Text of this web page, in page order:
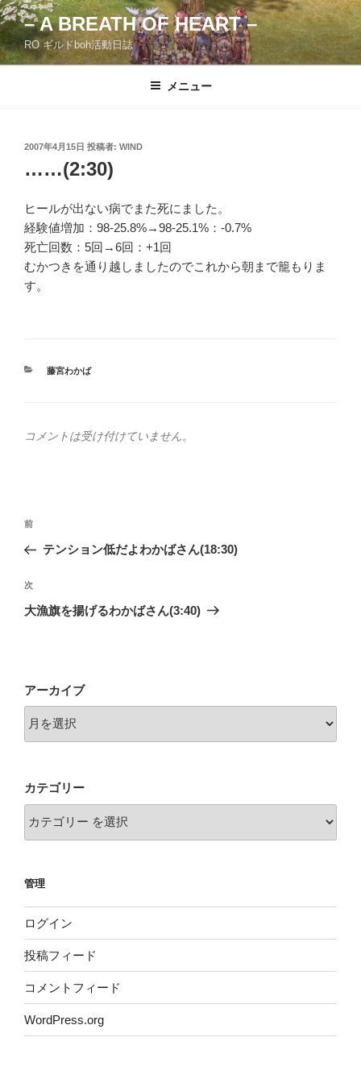
コ
ン
テ
ン
– A BREATH OF HEART –
RO ギルドboh活動日誌
メニュー
投
日:
2007年4月15日 投稿者: WIND
……(2:30)
ヒールが出ない病でまた死にました。
経験値増加：98-25.8%→98-25.1%：-0.7%
死亡回数：5回→6回：+1回
むかつきを通り越しましたのでこれから朝まで籠もりま
す。
カ
藤宮わかば
コメントは受け付けていません。
投
ナ
ビ
ゲ
ン
前
の
稿
前
テンション低だよわかばさん(18:30)
次
の
次
大漁旗を揚げるわかばさん(3:40)
アーカイブ
カテゴリー
管理
ログイン
投稿フィード
コメントフィード
WordPress.org